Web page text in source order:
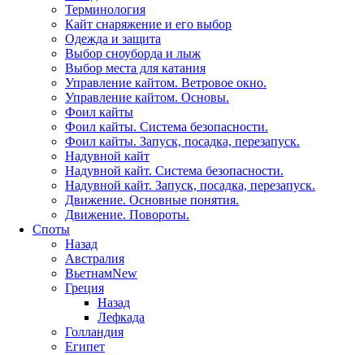
Терминология
Кайт снаряжение и его выбор
Одежда и защита
Выбор сноуборда и лыж
Выбор места для катания
Управление кайтом. Ветровое окно.
Управление кайтом. Основы.
Фоил кайты
Фоил кайты. Система безопасности.
Фоил кайты. Запуск, посадка, перезапуск.
Надувной кайт
Надувной кайт. Система безопасности.
Надувной кайт. Запуск, посадка, перезапуск.
Движение. Основные понятия.
Движение. Повороты.
Споты
Назад
Австралия
ВьетнамNew
Греция
Назад
Лефкада
Голландия
Египет